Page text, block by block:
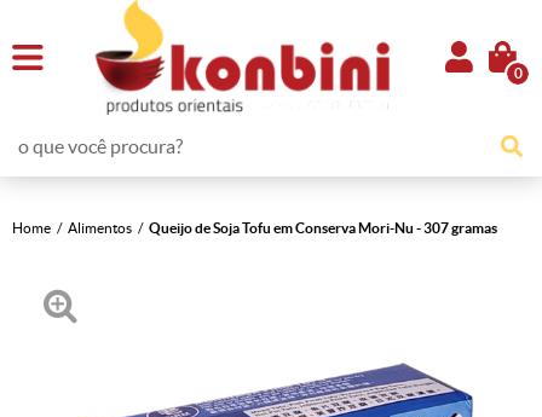
0
Home Alimentos Queijo de Soja Tofu em Conserva Mori-Nu - 307 gramas